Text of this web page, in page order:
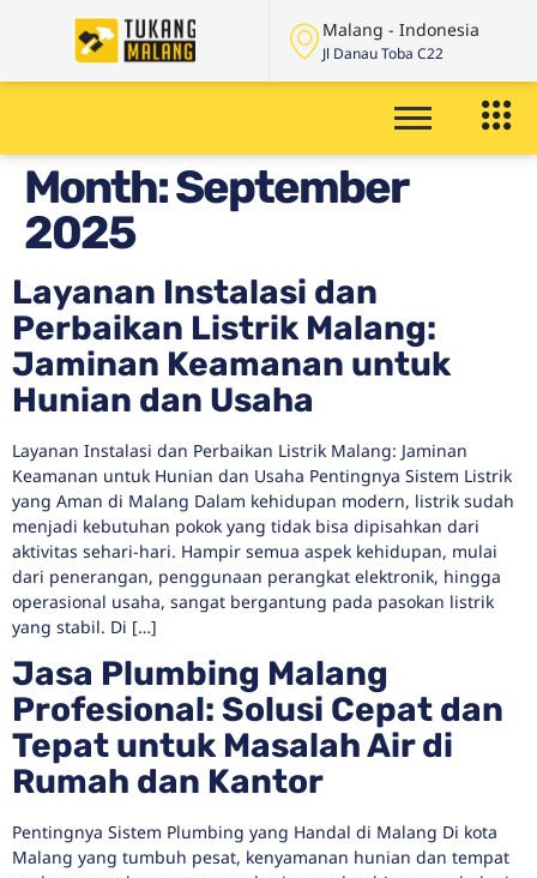
Malang - Indonesia
Jl Danau Toba C22
Month:September
2025
Layanan Instalasi dan
Perbaikan Listrik Malang:
Jaminan Keamanan untuk
Hunian dan Usaha
Layanan Instalasi dan Perbaikan Listrik Malang: Jaminan
Keamanan untuk Hunian dan Usaha Pentingnya Sistem Listrik
yang Aman di Malang Dalam kehidupan modern, listrik sudah
menjadi kebutuhan pokok yang tidak bisa dipisahkan dari
aktivitas sehari-hari. Hampir semua aspek kehidupan, mulai
dari penerangan, penggunaan perangkat elektronik, hingga
operasional usaha, sangat bergantung pada pasokan listrik
yang stabil. Di […]
Jasa Plumbing Malang
Profesional: Solusi Cepat dan
Tepat untuk Masalah Air di
Rumah dan Kantor
Pentingnya Sistem Plumbing yang Handal di Malang Di kota
Malang yang tumbuh pesat, kenyamanan hunian dan tempat